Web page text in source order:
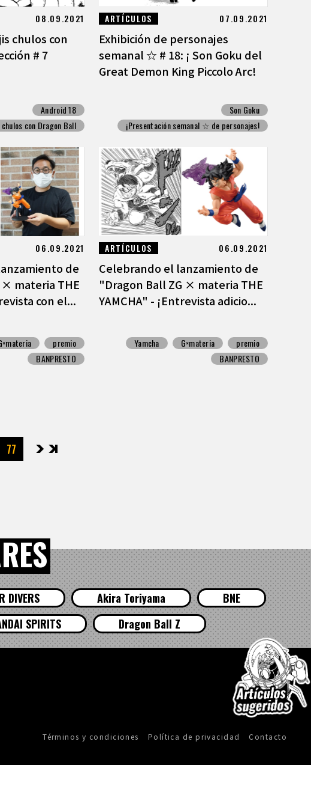
08.09.2021
chulos con
# 7
Android 18
con Dragon Ball
ARTÍCULOS 07.09.2021
Exhibición de personajes
semanal ☆ # 18: ¡ Son Goku del
Great Demon King Piccolo Arc!
Son Goku
¡Presentación semanal ☆ de personajes!
06.09.2021
de
materia THE
con el...
premio
BANPRESTO
ARTÍCULOS 06.09.2021
Celebrando el lanzamiento de
"Dragon Ball ZG × materia THE
YAMCHA" - ¡Entrevista adicio...
Yamcha G×materia
premio
BANPRESTO
77次へ 最後
DIVERS Akira Toriyama
BNE
SPIRITS Dragon Ball Z
Términos y condiciones Política de privacidad Contacto